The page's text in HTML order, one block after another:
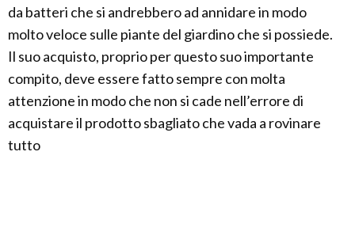
da batteri che si andrebbero ad annidare in modo
molto veloce sulle piante del giardino che si possiede.
Il suo acquisto, proprio per questo suo importante
compito, deve essere fatto sempre con molta
attenzione in modo che non si cade nell’errore di
acquistare il prodotto sbagliato che vada a rovinare
tutto